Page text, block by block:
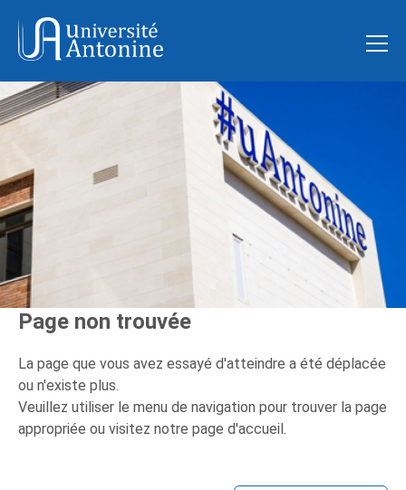
Page non trouvée
La page que vous avez essayé d'atteindre a été déplacée
ou n'existe plus.
Veuillez utiliser le menu de navigation pour trouver la page
appropriée ou visitez notre page d'accueil.